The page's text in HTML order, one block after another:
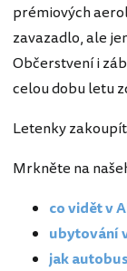
prémiových
zavazadlo, ale
Občerstvení i
celou dobu letu
Letenky
Mrkněte na
co vidět v
ubytování
jak